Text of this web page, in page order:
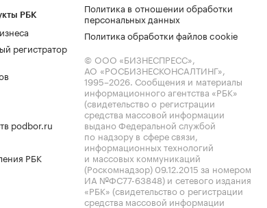
РБК
регистратор
podbor.ru
РБК
Политика в отношении обработки
персональных данных
Политика обработки файлов cookie
© ООО «БИЗНЕСПРЕСС»,
АО «РОСБИЗНЕСКОНСАЛТИНГ»,
1995–2026. Сообщения и материалы
информационного агентства «РБК»
(свидетельство о регистрации
средства массовой информации
выдано Федеральной службой
по надзору в сфере связи,
информационных технологий
и массовых коммуникаций
(Роскомнадзор) 09.12.2015 за номером
ИА №ФС77-63848) и сетевого издания
«РБК» (свидетельство о регистрации
средства массовой информации